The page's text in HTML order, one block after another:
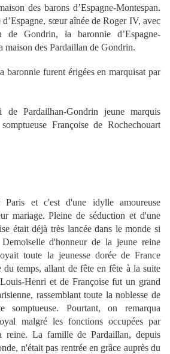
des barons d’Espagne-Montespan.
d’Espagne, sœur aînée de Roger IV, avec
de Gondrin, la baronnie d’Espagne-
maison des Pardaillan de Gondrin.
baronnie furent érigées en marquisat par
Pardailhan-Gondrin jeune marquis
Françoise de Rochechouart
Paris et c'est d'une idylle amoureuse
mariage. Pleine de séduction et d'une
était déjà très lancée dans le monde si
d'honneur de la jeune reine
toute la jeunesse dorée de France
du temps, allant de fête en fête à la suite
Henri et de Françoise fut un grand
rassemblant toute la noblesse de
somptueuse. Pourtant, on remarqua
malgré les fonctions occupées par
reine. La famille de Pardaillan, depuis
n'était pas rentrée en grâce auprès du